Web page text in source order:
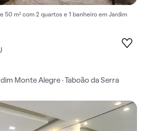
50 m² com 2 quartos e 1 banheiro em Jardim
Monte Alegre · Taboão da Serra